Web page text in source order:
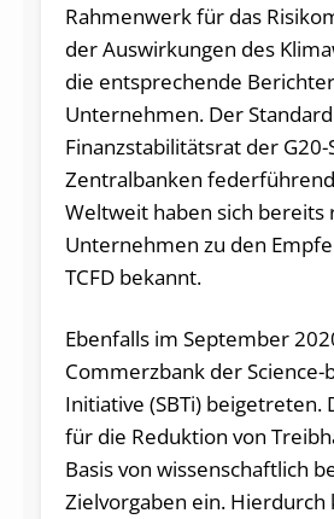
Rahmenwerk für das
der Auswirkungen des
die entsprechende
Unternehmen. Der
Finanzstabilitätsrat der G20-
Zentralbanken
Weltweit haben sich bereits
Unternehmen zu den
TCFD bekannt.
Ebenfalls im September
Commerzbank der Science-
Initiative (SBTi) beigetreten.
für die Reduktion von
Basis von wissenschaftlich
Zielvorgaben ein. Hierdurch